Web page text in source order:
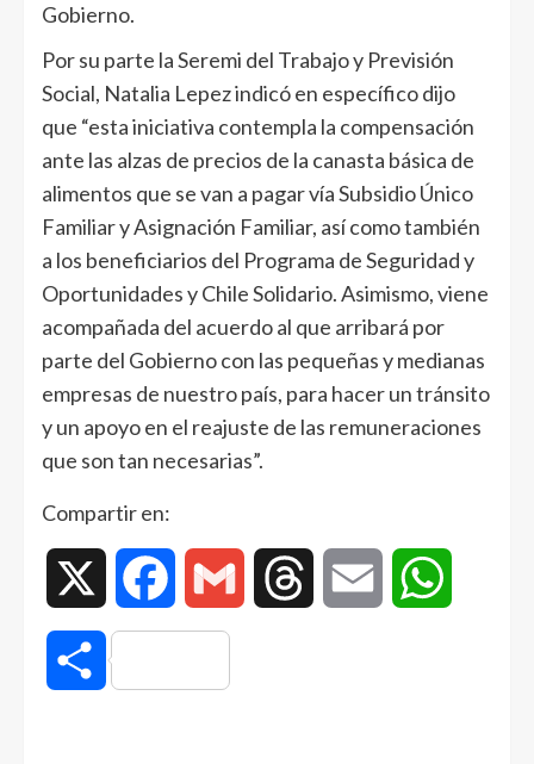
Gobierno.
Por su parte la Seremi del Trabajo y Previsión
Social, Natalia Lepez indicó en específico dijo
que “esta iniciativa contempla la compensación
ante las alzas de precios de la canasta básica de
alimentos que se van a pagar vía Subsidio Único
Familiar y Asignación Familiar, así como también
a los beneficiarios del Programa de Seguridad y
Oportunidades y Chile Solidario. Asimismo, viene
acompañada del acuerdo al que arribará por
parte del Gobierno con las pequeñas y medianas
empresas de nuestro país, para hacer un tránsito
y un apoyo en el reajuste de las remuneraciones
que son tan necesarias”.
Compartir en:
Facebook Gmail Threads Email
Compartir